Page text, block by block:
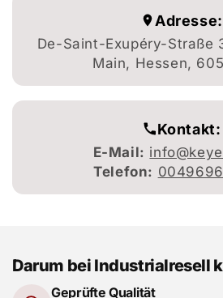
Adresse:
De-Saint-Exupéry-Straße
Main, Hessen,
Kontakt:
E-Mail:
Telefon:
Darum bei Industrialresell
Geprüfte Qualität